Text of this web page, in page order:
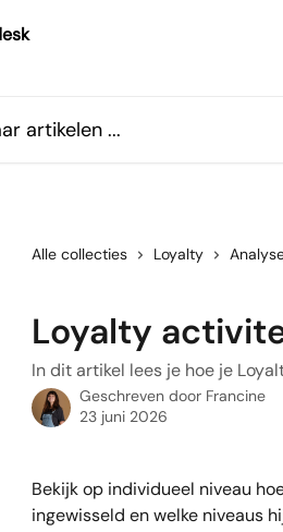
Alle collecties Loyalty
Loyalty
In dit artikel lees je hoe je
Geschreven door Francine
23 juni 2026
Bekijk op individueel niveau
ingewisseld en welke niveaus